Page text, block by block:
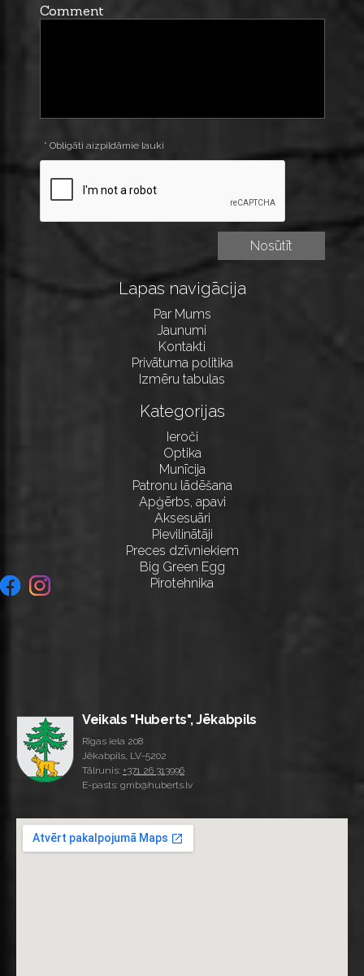
Comment
* Obligāti aizpildāmie lauki
Lapas navigācija
Par Mums
Jaunumi
Kontakti
Privātuma politika
Izmēru tabulas
Kategorijas
Ieroči
Optika
Munīcija
Patronu lādēšana
Apģērbs, apavi
Aksesuāri
Pievilinātāji
Preces dzīvniekiem
Big Green Egg
Pirotehnika
Veikals "Huberts", Jēkabpils
Rīgas iela 208
Jēkabpils, LV-5202
Tālrunis: +371 26 313996
E-pasts: gmb@huberts.lv